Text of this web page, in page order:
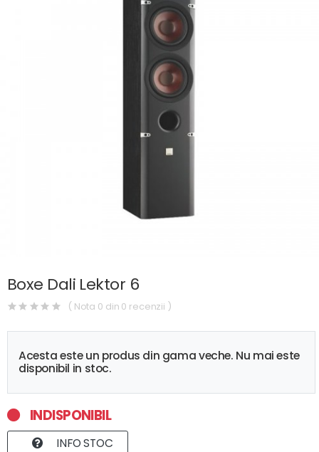
Boxe Dali Lektor 6
( Nota 0 din 0 recenzii )
Acesta este un produs din gama veche. Nu mai este
disponibil in stoc.
INDISPONIBIL
INFO STOC